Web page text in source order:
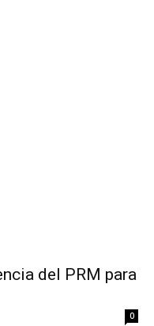
del PRM para
0